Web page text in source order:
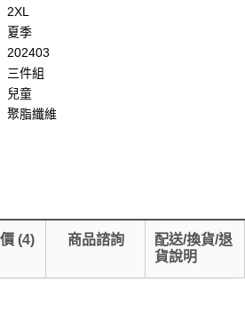
2XL
夏季
202403
三件組
兒童
聚脂纖維
(4) 商品諮詢
配送/換貨/退
貨說明